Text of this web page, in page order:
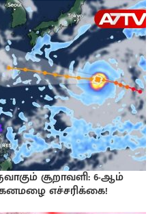
சூறாவளி: 6-ஆம்
கனமழை எச்சரிக்கை!